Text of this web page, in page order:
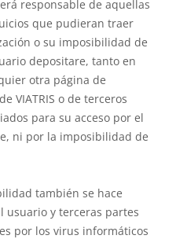
responsable de aquellas
que pudieran traer
o su imposibilidad de
depositare, tanto en
otra página de
VIATRIS o de terceros
para su acceso por el
ni por la imposibilidad de
también se hace
usuario y terceras partes
por los virus informáticos